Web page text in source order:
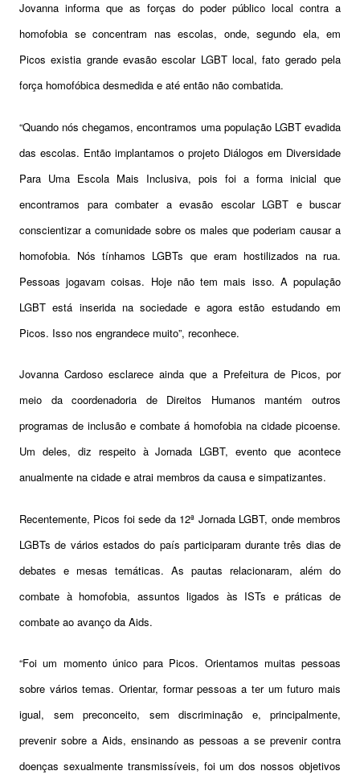
Jovanna informa que as forças do poder público local contra a
homofobia se concentram nas escolas, onde, segundo ela, em
Picos existia grande evasão escolar LGBT local, fato gerado pela
força homofóbica desmedida e até então não combatida.
“Quando nós chegamos, encontramos uma população LGBT evadida
das escolas. Então implantamos o projeto Diálogos em Diversidade
Para Uma Escola Mais Inclusiva, pois foi a forma inicial que
encontramos para combater a evasão escolar LGBT e buscar
conscientizar a comunidade sobre os males que poderiam causar a
homofobia. Nós tínhamos LGBTs que eram hostilizados na rua.
Pessoas jogavam coisas. Hoje não tem mais isso. A população
LGBT está inserida na sociedade e agora estão estudando em
Picos. Isso nos engrandece muito”, reconhece.
Jovanna Cardoso esclarece ainda que a Prefeitura de Picos, por
meio da coordenadoria de Direitos Humanos mantém outros
programas de inclusão e combate á homofobia na cidade picoense.
Um deles, diz respeito à Jornada LGBT, evento que acontece
anualmente na cidade e atrai membros da causa e simpatizantes.
Recentemente, Picos foi sede da 12ª Jornada LGBT, onde membros
LGBTs de vários estados do país participaram durante três dias de
debates e mesas temáticas. As pautas relacionaram, além do
combate à homofobia, assuntos ligados às ISTs e práticas de
combate ao avanço da Aids.
“Foi um momento único para Picos. Orientamos muitas pessoas
sobre vários temas. Orientar, formar pessoas a ter um futuro mais
igual, sem preconceito, sem discriminação e, principalmente,
prevenir sobre a Aids, ensinando as pessoas a se prevenir contra
doenças sexualmente transmissíveis, foi um dos nossos objetivos